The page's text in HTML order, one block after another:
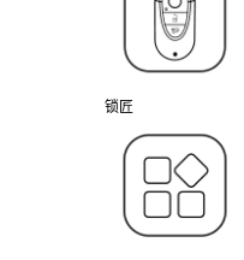
锁匠